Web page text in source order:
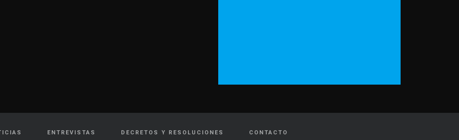
ENTREVISTAS DECRETOS Y RESOLUCIONES CONTACTO